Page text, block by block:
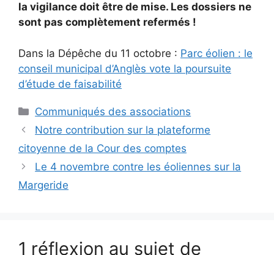
la vigilance doit être de mise. Les dossiers ne
sont pas complètement refermés !
Dans la Dépêche du 11 octobre : Parc éolien : le
conseil municipal d’Anglès vote la poursuite
d’étude de faisabilité
Catégories
Communiqués des associations
Notre contribution sur la plateforme
citoyenne de la Cour des comptes
Le 4 novembre contre les éoliennes sur la
Margeride
1 réflexion au sujet de